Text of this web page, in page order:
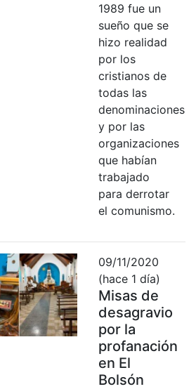
1989 fue un
sueño que se
hizo realidad
por los
cristianos de
todas las
denominaciones
y por las
organizaciones
que habían
trabajado
para derrotar
el comunismo.
09/11/2020
(hace 1 día)
Misas de
desagravio
por la
profanación
en El
Bolsón